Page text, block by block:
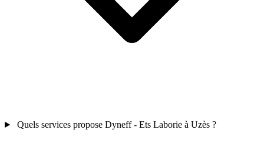
Quels services propose Dyneff - Ets Laborie à Uzès ?